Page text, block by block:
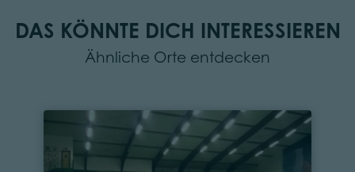
DAS KÖNNTE DICH INTERESSIEREN
Ähnliche Orte entdecken